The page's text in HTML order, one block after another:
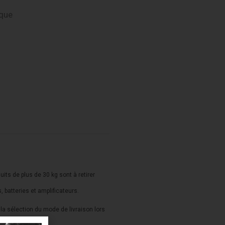
de plus de 30 kg sont à retirer
batteries et amplificateurs.
sélection du mode de livraison lors